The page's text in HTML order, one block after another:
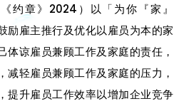
约章》2024）以「为你『家』
励雇主推行及优化以雇员为本的家
体谅雇员兼顾工作及家庭的责任，
减轻雇员兼顾工作及家庭的压力，
提升雇员工作效率以增加企业竞争